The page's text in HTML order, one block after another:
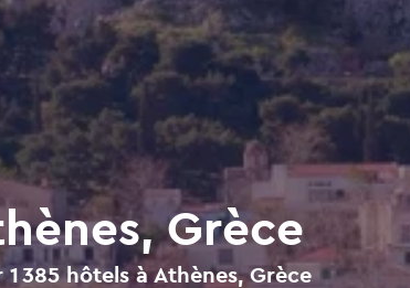
Grèce
385 hôtels à Athènes, Grèce